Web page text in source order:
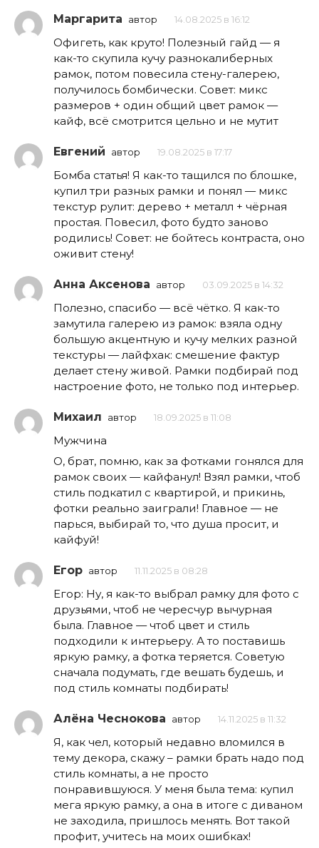
Маргарита автор 14.08.2025 в 16:12
Офигеть, как круто! Полезный гайд — я
как-то скупила кучу разнокалиберных
рамок, потом повесила стену-галерею,
получилось бомбически. Совет: микс
размеров + один общий цвет рамок —
кайф, всё смотрится цельно и не мутит
Евгений автор 19.08.2025 в 17:17
Бомба статья! Я как-то тащился по блошке,
купил три разных рамки и понял — микс
текстур рулит: дерево + металл + чёрная
простая. Повесил, фото будто заново
родились! Совет: не бойтесь контраста, оно
оживит стену!
Анна Аксенова автор 03.09.2025 в 14:32
Полезно, спасибо — всё чётко. Я как-то
замутила галерею из рамок: взяла одну
большую акцентную и кучу мелких разной
текстуры — лайфхак: смешение фактур
делает стену живой. Рамки подбирай под
настроение фото, не только под интерьер.
Михаил автор 18.09.2025 в 11:08
Мужчина
О, брат, помню, как за фотками гонялся для
рамок своих — кайфанул! Взял рамки, чтоб
стиль подкатил с квартирой, и прикинь,
фотки реально заиграли! Главное — не
парься, выбирай то, что душа просит, и
кайфуй!
Егор автор 11.11.2025 в 08:28
Егор: Ну, я как-то выбрал рамку для фото с
друзьями, чтоб не чересчур вычурная
была. Главное — чтоб цвет и стиль
подходили к интерьеру. А то поставишь
яркую рамку, а фотка теряется. Советую
сначала подумать, где вешать будешь, и
под стиль комнаты подбирать!
Алёна Чеснокова автор 14.11.2025 в 11:32
Я, как чел, который недавно вломился в
тему декора, скажу – рамки брать надо под
стиль комнаты, а не просто
понравившуюся. У меня была тема: купил
мега яркую рамку, а она в итоге с диваном
не заходила, пришлось менять. Вот такой
профит, учитесь на моих ошибках!